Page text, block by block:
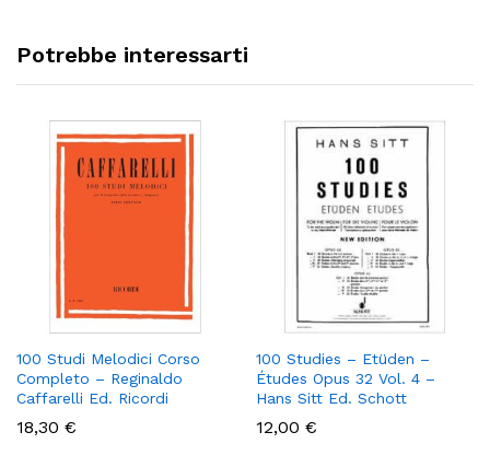
Potrebbe interessarti
100 Studi Melodici Corso
Completo – Reginaldo
Caffarelli Ed. Ricordi
18,30 €
100 Studies – Etüden –
Études Opus 32 Vol. 4 –
Hans Sitt Ed. Schott
12,00 €